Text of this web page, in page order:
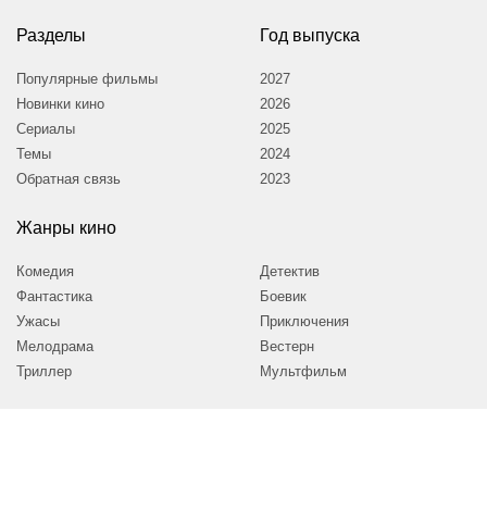
Разделы
Популярные фильмы
Новинки кино
Сериалы
Темы
Обратная связь
Год выпуска
2027
2026
2025
2024
2023
Жанры кино
Комедия
Фантастика
Ужасы
Мелодрама
Триллер
Детектив
Боевик
Приключения
Вестерн
Мультфильм